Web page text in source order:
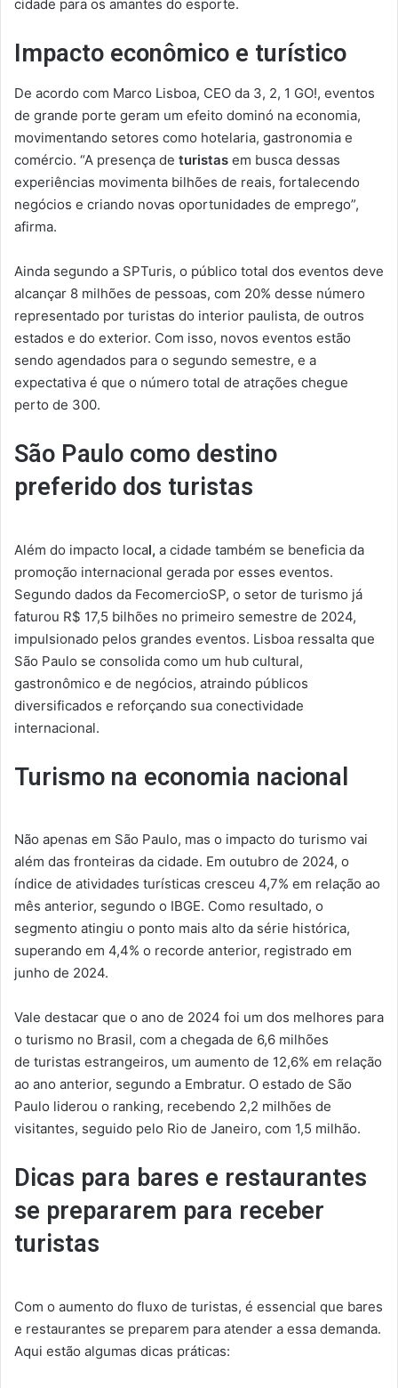
cidade para os amantes do esporte.
Impacto econômico e turístico
De acordo com Marco Lisboa, CEO da 3, 2, 1 GO!, eventos
de grande porte geram um efeito dominó na economia,
movimentando setores como hotelaria, gastronomia e
comércio. “A presença de turistas em busca dessas
experiências movimenta bilhões de reais, fortalecendo
negócios e criando novas oportunidades de emprego”,
afirma.
Ainda segundo a SPTuris, o público total dos eventos deve
alcançar 8 milhões de pessoas, com 20% desse número
representado por turistas do interior paulista, de outros
estados e do exterior. Com isso, novos eventos estão
sendo agendados para o segundo semestre, e a
expectativa é que o número total de atrações chegue
perto de 300.
São Paulo como destino
preferido dos turistas
Além do impacto local, a cidade também se beneficia da
promoção internacional gerada por esses eventos.
Segundo dados da FecomercioSP, o setor de turismo já
faturou R$ 17,5 bilhões no primeiro semestre de 2024,
impulsionado pelos grandes eventos. Lisboa ressalta que
São Paulo se consolida como um hub cultural,
gastronômico e de negócios, atraindo públicos
diversificados e reforçando sua conectividade
internacional.
Turismo na economia nacional
Não apenas em São Paulo, mas o impacto do turismo vai
além das fronteiras da cidade. Em outubro de 2024, o
índice de atividades turísticas cresceu 4,7% em relação ao
mês anterior, segundo o IBGE. Como resultado, o
segmento atingiu o ponto mais alto da série histórica,
superando em 4,4% o recorde anterior, registrado em
junho de 2024.
Vale destacar que o ano de 2024 foi um dos melhores para
o turismo no Brasil, com a chegada de 6,6 milhões
de turistas estrangeiros, um aumento de 12,6% em relação
ao ano anterior, segundo a Embratur. O estado de São
Paulo liderou o ranking, recebendo 2,2 milhões de
visitantes, seguido pelo Rio de Janeiro, com 1,5 milhão.
Dicas para bares e restaurantes
se prepararem para receber
turistas
Com o aumento do fluxo de turistas, é essencial que bares
e restaurantes se preparem para atender a essa demanda.
Aqui estão algumas dicas práticas: